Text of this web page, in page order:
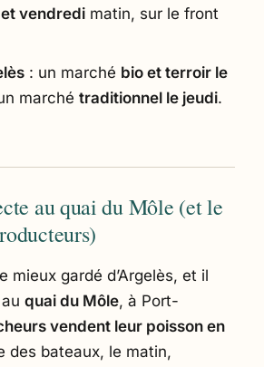
vendredimatin, sur le front
: un marché bio et terroir le
marché traditionnel le jeudi.
au quai du Môle (et le
mieux gardé d’Argelès, et il
quai du Môle, à Port-
vendent leur poisson en
des bateaux, le matin,